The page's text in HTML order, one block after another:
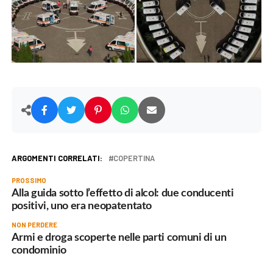
ARGOMENTI CORRELATI: COPERTINA
PROSSIMO
Alla guida sotto l’effetto di alcol: due conducenti
positivi, uno era neopatentato
NON PERDERE
Armi e droga scoperte nelle parti comuni di un
condominio